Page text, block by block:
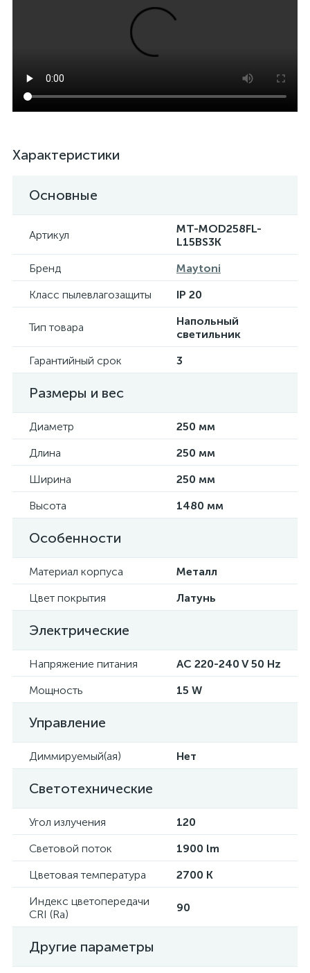
Характеристики
Основные
Артикул
MT-MOD258FL-
L15BS3K
Бренд
Maytoni
Класс пылевлагозащиты
IP 20
Тип товара
Напольный
светильник
Гарантийный срок
3
Размеры и вес
Диаметр
250 мм
Длина
250 мм
Ширина
250 мм
Высота
1480 мм
Особенности
Материал корпуса
Металл
Цвет покрытия
Латунь
Электрические
Напряжение питания
AC 220-240 V 50 Hz
Мощность
15 W
Управление
Диммируемый(ая) Нет
Светотехнические
Угол излучения
120
Световой поток
1900 lm
Цветовая температура
2700 K
Индекс цветопередачи
CRI (Ra)
90
Другие параметры